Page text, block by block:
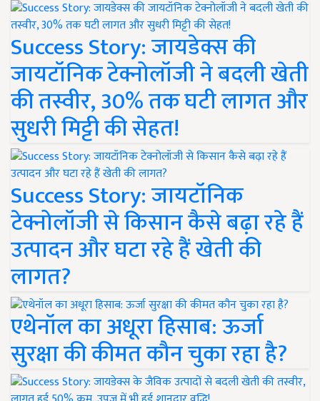
Success Story: जायडेक्स की
जायटॉनिक टेक्नोलॉजी ने बदली खेती
की तस्वीर, 30% तक घटी लागत और
सुधरी मिट्टी की सेहत!
Success Story: जायटॉनिक
टेक्नोलॉजी से किसान कैसे बढ़ा रहे हैं
उत्पादन और घटा रहे हैं खेती की
लागत?
एथेनॉल का अधूरा हिसाब: ऊर्जा
सुरक्षा की कीमत कौन चुका रहा है?